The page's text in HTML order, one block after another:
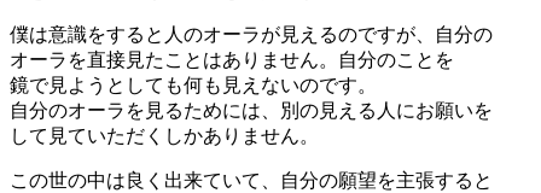
僕は意識をすると人のオーラが見えるのですが、自分の
オーラを直接見たことはありません。自分のことを
鏡で見ようとしても何も見えないのです。
自分のオーラを見るためには、別の見える人にお願いを
して見ていただくしかありません。
この世の中は良く出来ていて、自分の願望を主張すると